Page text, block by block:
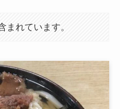
まれています。